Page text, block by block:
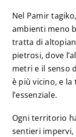
Nel Pamir
ambienti meno
tratta di
pietrosi, dove
metri e il senso
è più vicino, e
l’essenziale.
Ogni territorio
sentieri impervi,